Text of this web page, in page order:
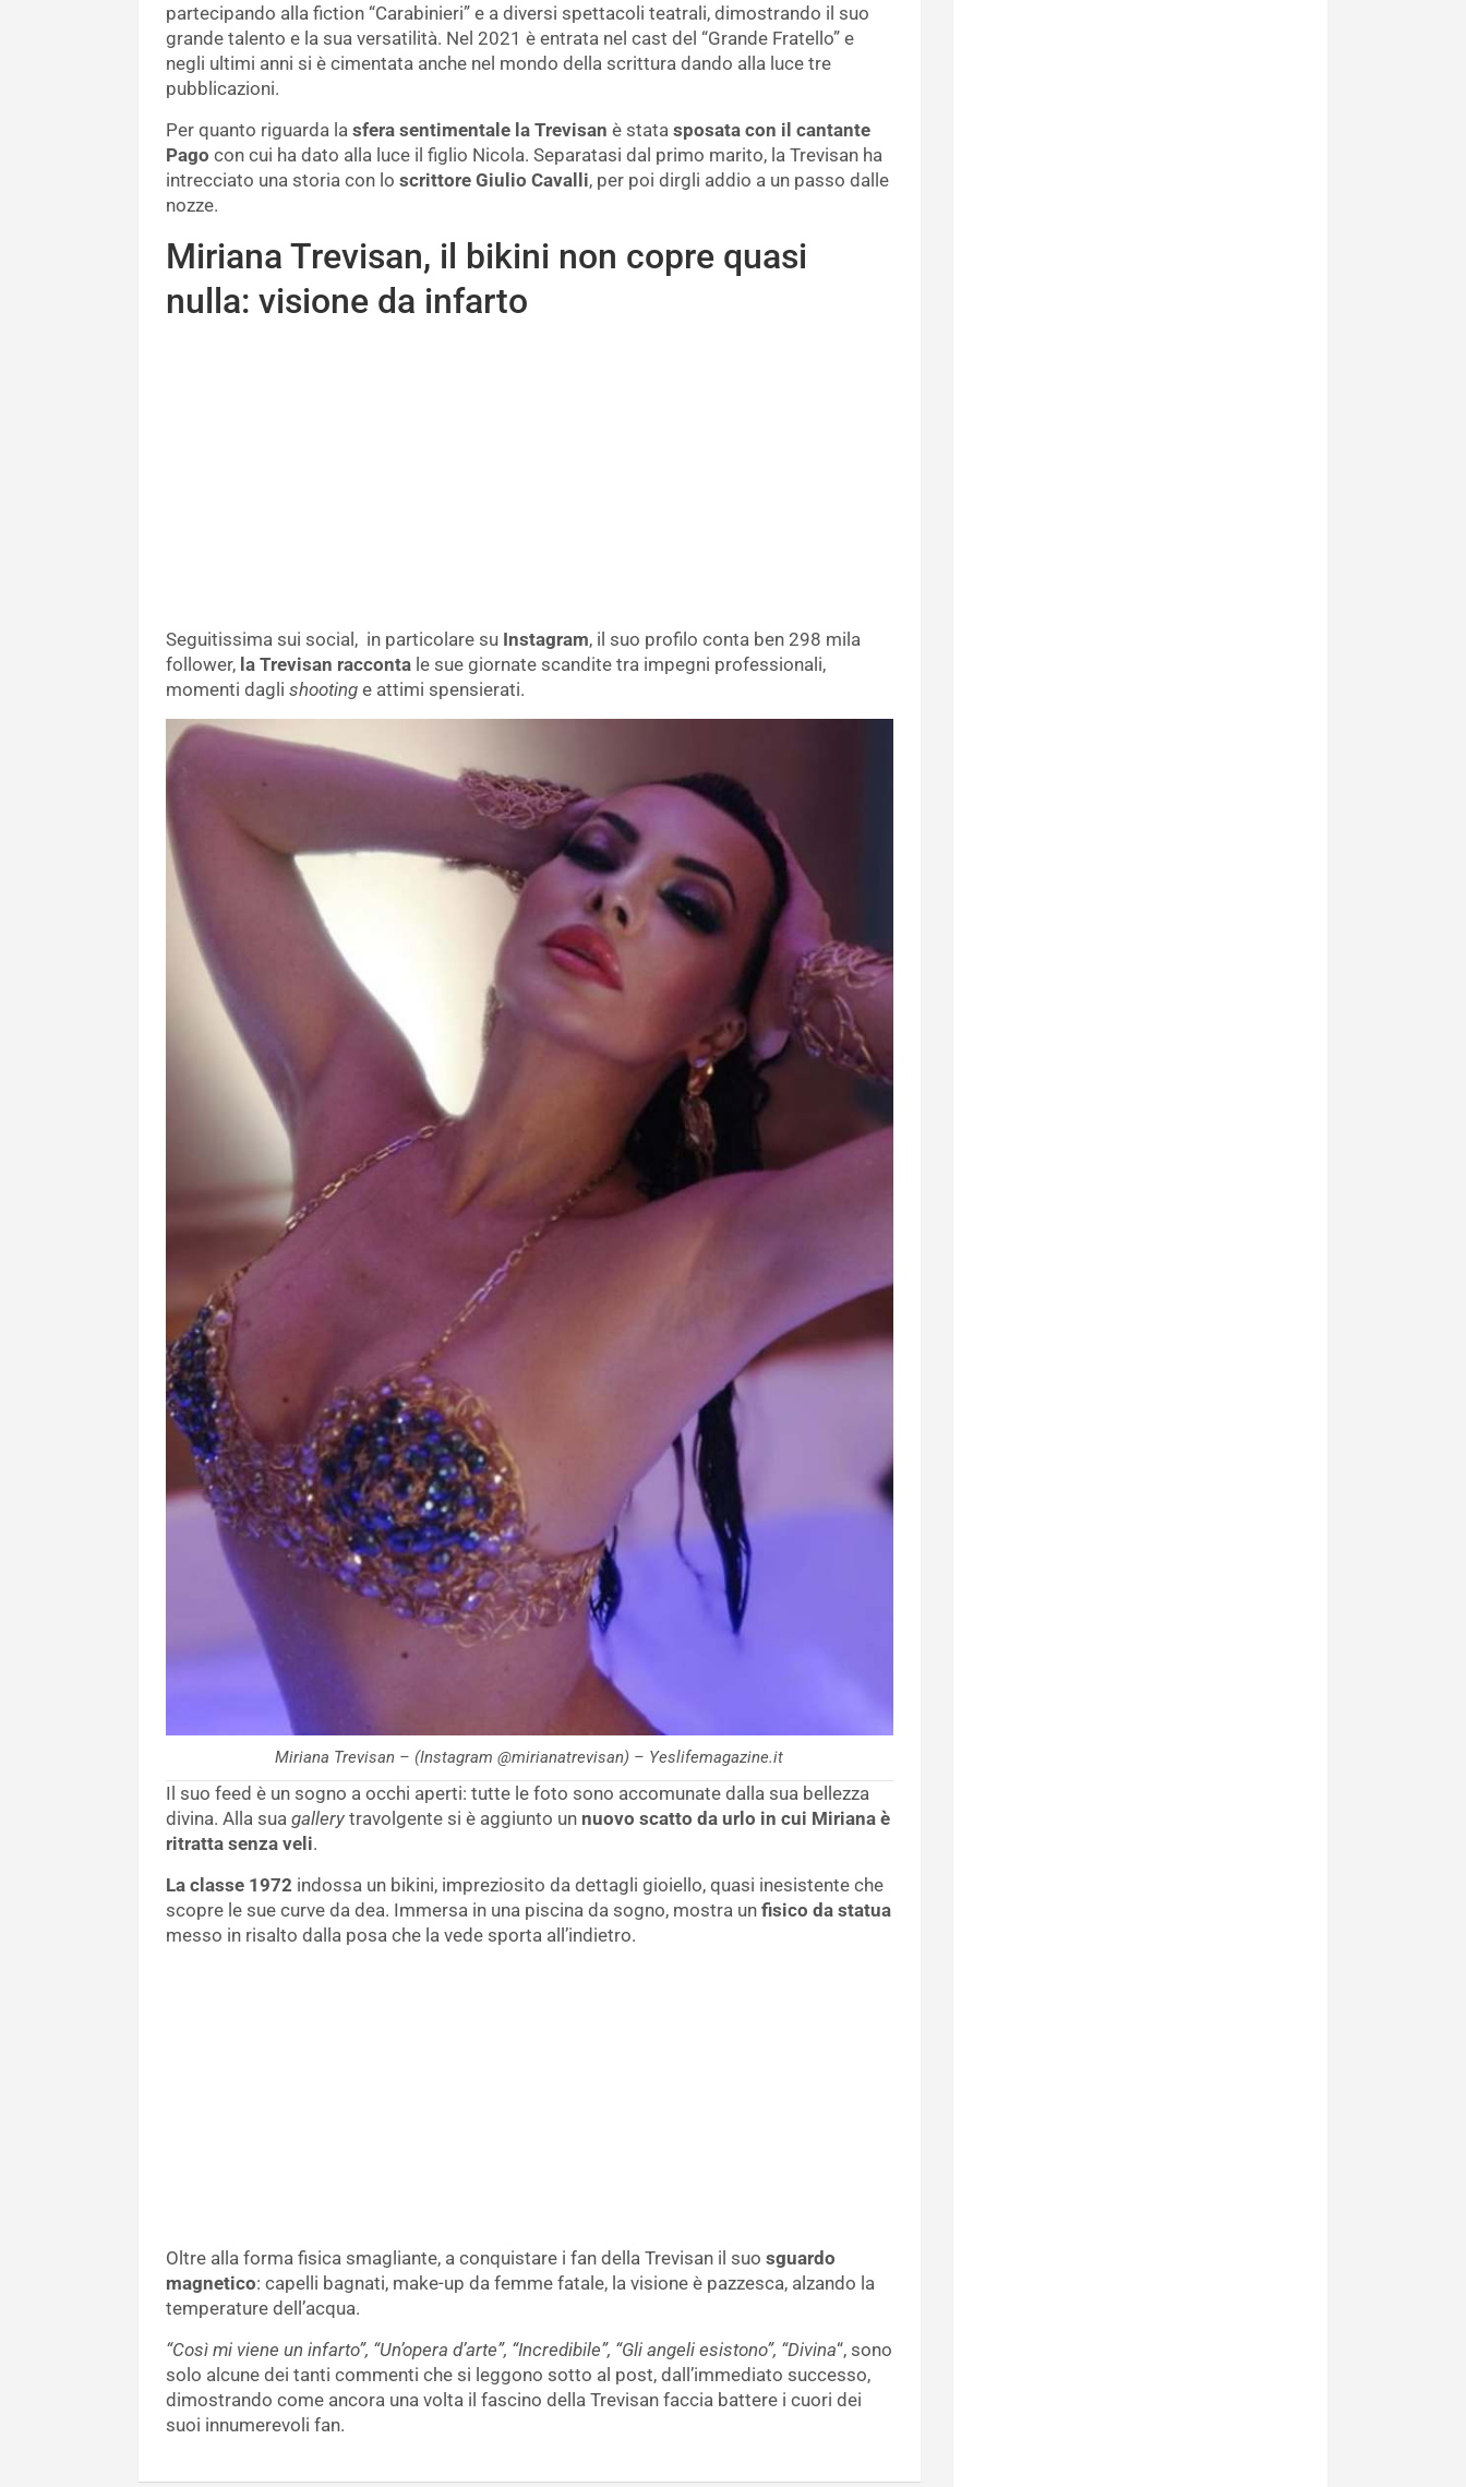
partecipando alla fiction “Carabinieri” e a diversi spettacoli teatrali, dimostrando il suo
grande talento e la sua versatilità. Nel 2021 è entrata nel cast del “Grande Fratello” e
negli ultimi anni si è cimentata anche nel mondo della scrittura dando alla luce tre
pubblicazioni.
Per quanto riguarda la sfera sentimentale la Trevisan è stata sposata con il cantante
Pago con cui ha dato alla luce il figlio Nicola. Separatasi dal primo marito, la Trevisan ha
intrecciato una storia con lo scrittore Giulio Cavalli, per poi dirgli addio a un passo dalle
nozze.
Miriana Trevisan, il bikini non copre quasi
nulla: visione da infarto
Seguitissima sui social, in particolare su Instagram, il suo profilo conta ben 298 mila
follower, la Trevisan racconta le sue giornate scandite tra impegni professionali,
momenti dagli shooting e attimi spensierati.
Miriana Trevisan – (Instagram @mirianatrevisan) – Yeslifemagazine.it
Il suo feed è un sogno a occhi aperti: tutte le foto sono accomunate dalla sua bellezza
divina. Alla sua gallery travolgente si è aggiunto un nuovo scatto da urlo in cui Miriana è
ritratta senza veli.
La classe 1972 indossa un bikini, impreziosito da dettagli gioiello, quasi inesistente che
scopre le sue curve da dea. Immersa in una piscina da sogno, mostra un fisico da statua
messo in risalto dalla posa che la vede sporta all’indietro.
Oltre alla forma fisica smagliante, a conquistare i fan della Trevisan il suo sguardo
magnetico: capelli bagnati, make-up da femme fatale, la visione è pazzesca, alzando la
temperature dell’acqua.
“Così mi viene un infarto”, “Un’opera d’arte”, “Incredibile”, “Gli angeli esistono”, “Divina“, sono
solo alcune dei tanti commenti che si leggono sotto al post, dall’immediato successo,
dimostrando come ancora una volta il fascino della Trevisan faccia battere i cuori dei
suoi innumerevoli fan.